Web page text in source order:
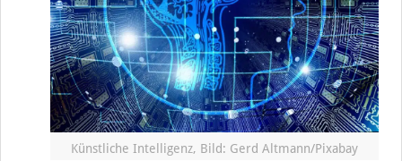
Künstliche Intelligenz, Bild: Gerd Altmann/Pixabay